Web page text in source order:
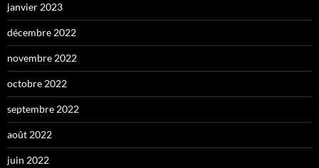
janvier 2023
décembre 2022
novembre 2022
octobre 2022
septembre 2022
août 2022
juin 2022